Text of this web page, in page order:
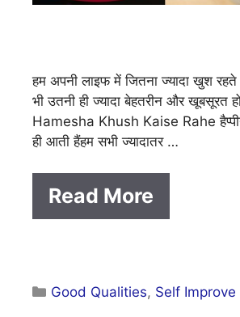
हम अपनी लाइफ में जितना ज्यादा खुश रहते
भी उतनी ही ज्यादा बेहतरीन और खूबसूरत
Hamesha Khush Kaise Rahe
ही आती हैंहम सभी ज्यादातर …
Read More
Categories
Good Qualities, Self Improve